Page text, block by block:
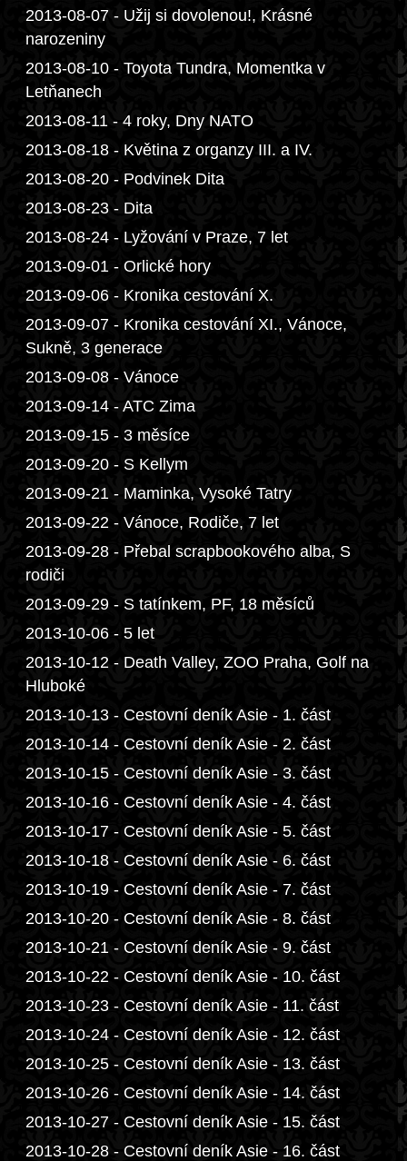
2013-08-07 - Užij si dovolenou!, Krásné
narozeniny
2013-08-10 - Toyota Tundra, Momentka v
Letňanech
2013-08-11 - 4 roky, Dny NATO
2013-08-18 - Květina z organzy III. a IV.
2013-08-20 - Podvinek Dita
2013-08-23 - Dita
2013-08-24 - Lyžování v Praze, 7 let
2013-09-01 - Orlické hory
2013-09-06 - Kronika cestování X.
2013-09-07 - Kronika cestování XI., Vánoce,
Sukně, 3 generace
2013-09-08 - Vánoce
2013-09-14 - ATC Zima
2013-09-15 - 3 měsíce
2013-09-20 - S Kellym
2013-09-21 - Maminka, Vysoké Tatry
2013-09-22 - Vánoce, Rodiče, 7 let
2013-09-28 - Přebal scrapbookového alba, S
rodiči
2013-09-29 - S tatínkem, PF, 18 měsíců
2013-10-06 - 5 let
2013-10-12 - Death Valley, ZOO Praha, Golf na
Hluboké
2013-10-13 - Cestovní deník Asie - 1. část
2013-10-14 - Cestovní deník Asie - 2. část
2013-10-15 - Cestovní deník Asie - 3. část
2013-10-16 - Cestovní deník Asie - 4. část
2013-10-17 - Cestovní deník Asie - 5. část
2013-10-18 - Cestovní deník Asie - 6. část
2013-10-19 - Cestovní deník Asie - 7. část
2013-10-20 - Cestovní deník Asie - 8. část
2013-10-21 - Cestovní deník Asie - 9. část
2013-10-22 - Cestovní deník Asie - 10. část
2013-10-23 - Cestovní deník Asie - 11. část
2013-10-24 - Cestovní deník Asie - 12. část
2013-10-25 - Cestovní deník Asie - 13. část
2013-10-26 - Cestovní deník Asie - 14. část
2013-10-27 - Cestovní deník Asie - 15. část
2013-10-28 - Cestovní deník Asie - 16. část